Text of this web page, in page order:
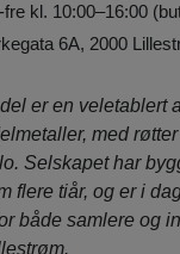
kl. 10:00–16:00
6A, 2000
er en veletablert
med
Selskapet har
flere tiår, og er i
både samlere og